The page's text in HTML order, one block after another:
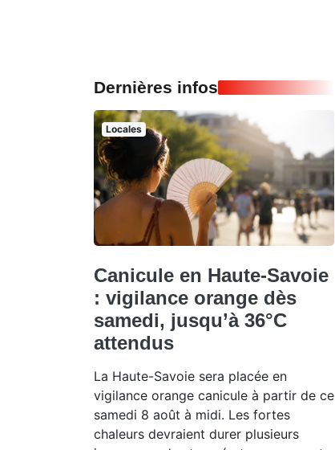
Dernières infos
Locales
Canicule en Haute-Savoie
: vigilance orange dès
samedi, jusqu’à 36°C
attendus
La Haute-Savoie sera placée en
vigilance orange canicule à partir de ce
samedi 8 août à midi. Les fortes
chaleurs devraient durer plusieurs